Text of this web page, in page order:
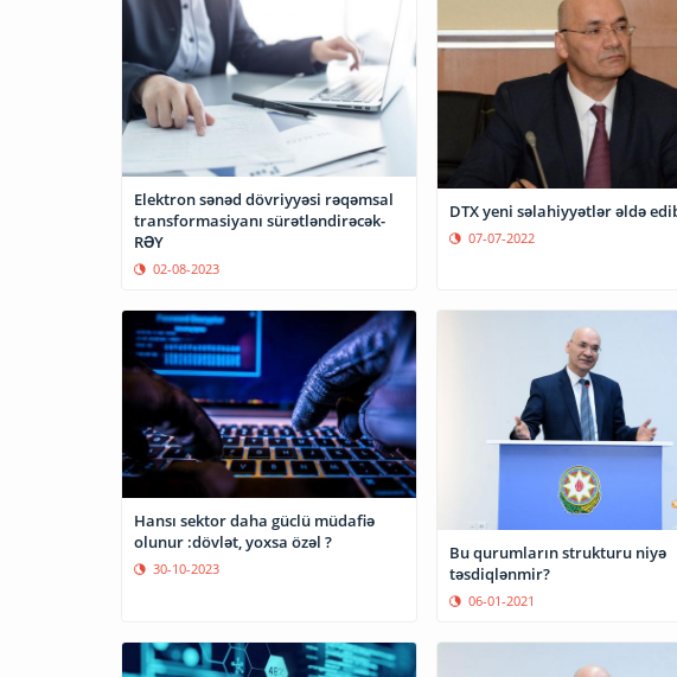
Elektron sənəd dövriyyəsi rəqəmsal
transformasiyanı sürətləndirəcək-
RƏY
02-08-2023
DTX yeni səlahiyyətlər əldə
07-07-2022
Hansı sektor daha güclü müdafiə
olunur :dövlət, yoxsa özəl ?
30-10-2023
Bu qurumların strukturu niyə
təsdiqlənmir?
06-01-2021